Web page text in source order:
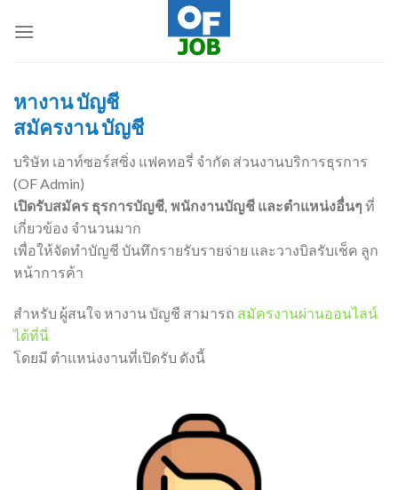
หางาน บัญชี
สมัครงาน บัญชี
บริษัท เอาท์ซอร์สซิ่ง แฟคทอรี่ จำกัด ส่วนงานบริการธุรการ
(OF Admin)
เปิดรับสมัคร ธุรการบัญชี, พนักงานบัญชี และตำแหน่งอื่นๆ ที่
เกี่ยวข้อง จำนวนมาก
เพื่อให้จัดทำบัญชี บันทึกรายรับรายจ่าย และวางบิลรับเช็ค ลูก
หน้าการค้า
สำหรับ ผู้สนใจ หางาน บัญชี สามารถ สมัครงานผ่านออนไลน์
ได้ที่นี่
โดยมี ตำแหน่งงานที่เปิดรับ ดังนี้